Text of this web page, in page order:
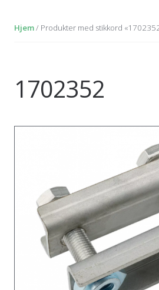
Hjem/ Produkter med stikkord
1702352